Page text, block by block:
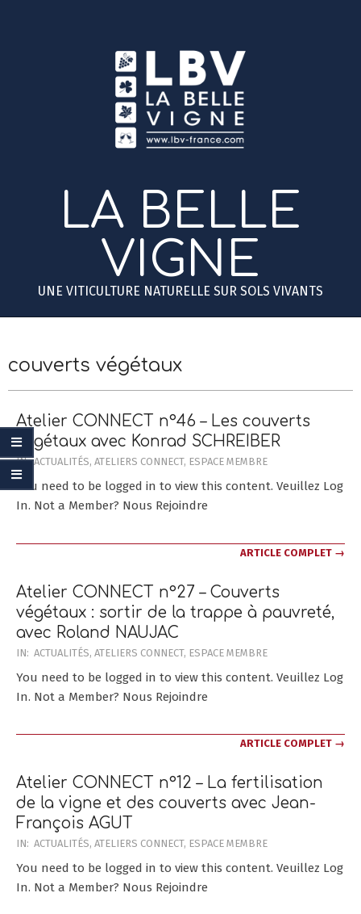
LA BELLE
VIGNE
UNE VITICULTURE NATURELLE SUR SOLS VIVANTS
Menu
Menu
couverts végétaux
Atelier CONNECT n°46 – Les couverts
végétaux avec Konrad SCHREIBER
2022-
09-
10
IN: ACTUALITÉS, ATELIERS CONNECT, ESPACE MEMBRE
You need to be logged in to view this content. Veuillez Log
In. Not a Member? Nous Rejoindre
ARTICLE COMPLET →
Atelier CONNECT n°27 – Couverts
végétaux : sortir de la trappe à pauvreté,
avec Roland NAUJAC
2021-
09-
08
IN: ACTUALITÉS, ATELIERS CONNECT, ESPACE MEMBRE
You need to be logged in to view this content. Veuillez Log
In. Not a Member? Nous Rejoindre
ARTICLE COMPLET →
Atelier CONNECT n°12 – La fertilisation
de la vigne et des couverts avec Jean-
François AGUT
2020-
10-
20
IN: ACTUALITÉS, ATELIERS CONNECT, ESPACE MEMBRE
You need to be logged in to view this content. Veuillez Log
In. Not a Member? Nous Rejoindre